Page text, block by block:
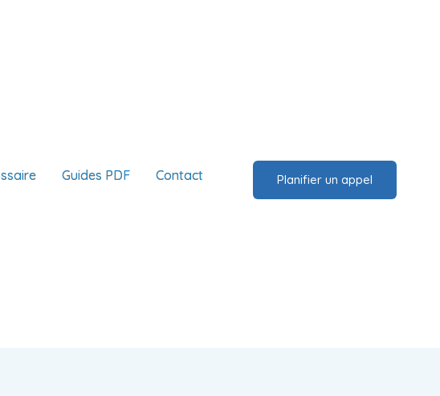
Guides PDF Contact Planifier un appel